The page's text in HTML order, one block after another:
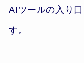
AIツールの入り
す。